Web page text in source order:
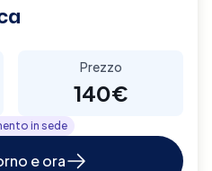
Prezzo
140€
in sede
e ora